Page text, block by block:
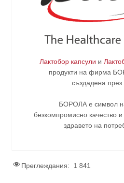
Лактобор капсули и
продукти на фирма
създадена през
БОРОЛА е символ
безкомпромисно качество
здравето на
Преглеждания: 1 841